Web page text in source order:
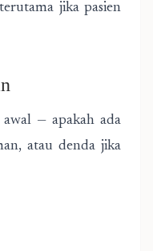
jika pasien
awal — apakah ada
atau denda jika